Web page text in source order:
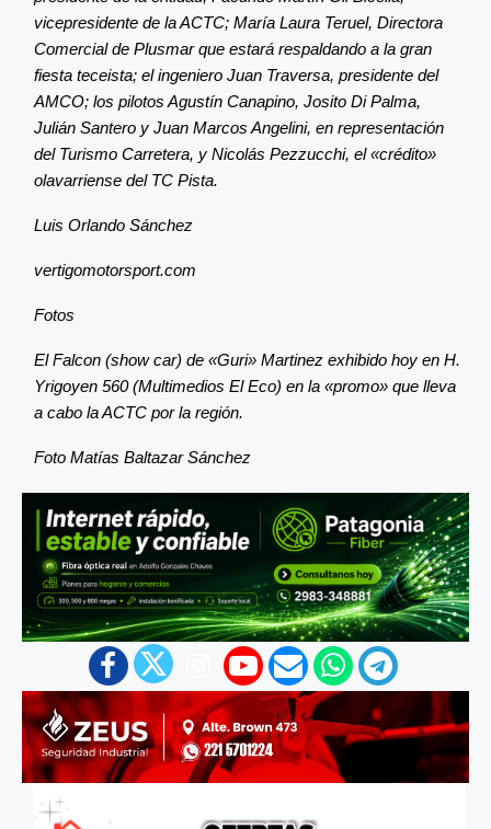
vicepresidente de la ACTC; María Laura Teruel, Directora
Comercial de Plusmar que estará respaldando a la gran
fiesta teceista; el ingeniero Juan Traversa, presidente del
AMCO; los pilotos Agustín Canapino, Josito Di Palma,
Julián Santero y Juan Marcos Angelini, en representación
del Turismo Carretera, y Nicolás Pezzucchi, el «crédito»
olavarriense del TC Pista.
Luis Orlando Sánchez
vertigomotorsport.com
Fotos
El Falcon (show car) de «Guri» Martinez exhibido hoy en H.
Yrigoyen 560 (Multimedios El Eco) en la «promo» que lleva
a cabo la ACTC por la región.
Foto Matías Baltazar Sánchez